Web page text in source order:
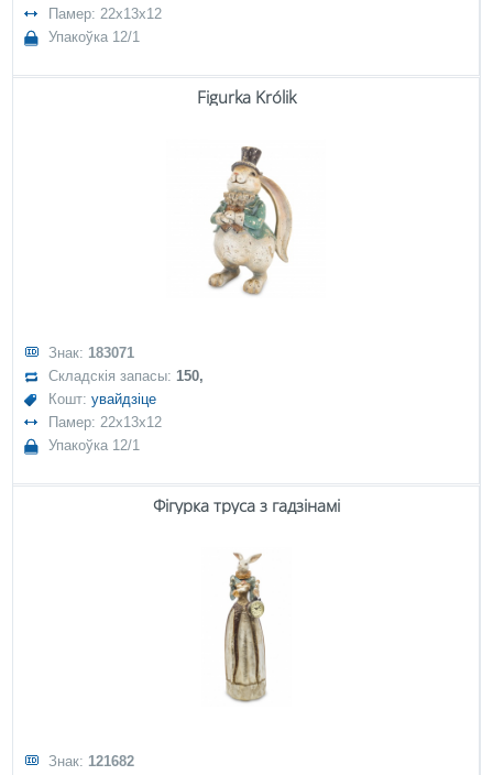
Памер: 22x13x12
Упакоўка 12/1
Figurka Królik
Знак: 183071
Складскія запасы:150,
Кошт:увайдзіце
Памер: 22x13x12
Упакоўка 12/1
Фігурка труса з гадзінамі
Знак: 121682